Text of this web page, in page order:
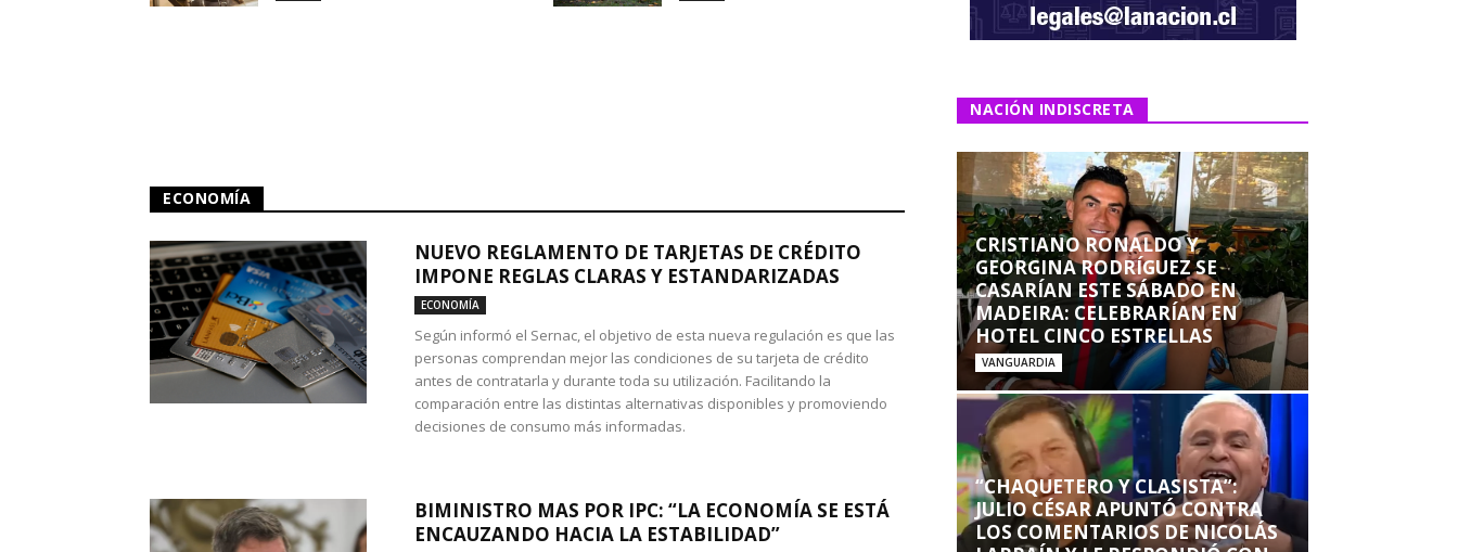
ECONOMÍA
NUEVO REGLAMENTO DE TARJETAS DE CRÉDITO
IMPONE REGLAS CLARAS Y ESTANDARIZADAS
ECONOMÍA
Según informó el Sernac, el objetivo de esta nueva regulación es que las
personas comprendan mejor las condiciones de su tarjeta de crédito
antes de contratarla y durante toda su utilización. Facilitando la
comparación entre las distintas alternativas disponibles y promoviendo
decisiones de consumo más informadas.
BIMINISTRO MAS POR IPC: “LA ECONOMÍA SE ESTÁ
ENCAUZANDO HACIA LA ESTABILIDAD”
NACIÓN INDISCRETA
CRISTIANO RONALDO Y
GEORGINA RODRÍGUEZ SE
CASARÍAN ESTE SÁBADO EN
MADEIRA: CELEBRARÍAN EN
HOTEL CINCO ESTRELLAS
VANGUARDIA
“CHAQUETERO Y CLASISTA”:
JULIO CÉSAR APUNTÓ CONTRA
LOS COMENTARIOS DE NICOLÁS